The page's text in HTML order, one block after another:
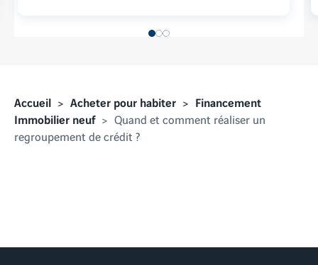
Accueil Acheter pour habiter
Financement
Immobilier neuf
Quand et comment réaliser un
regroupement de crédit ?